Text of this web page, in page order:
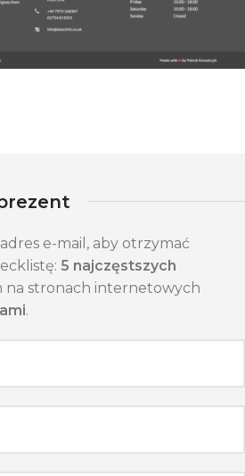
e-mail, aby otrzymać
5 najczęstszych
na stronach internetowych
.